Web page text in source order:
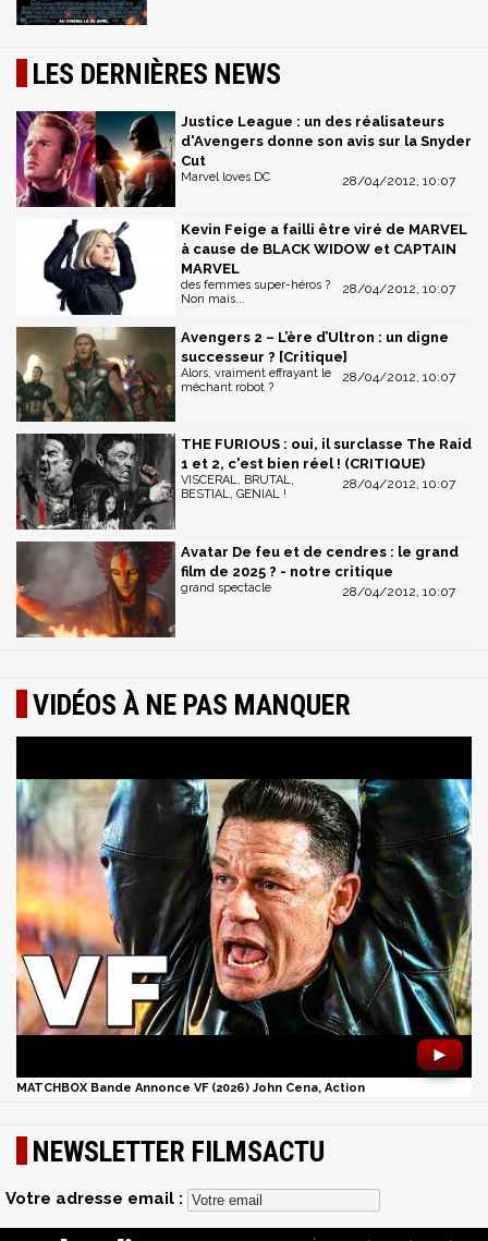
LES DERNIÈRES NEWS
Justice League : un des réalisateurs
d'Avengers donne son avis sur la Snyder
Cut
28/04/2012, 10:07
Marvel loves DC
Kevin Feige a failli être viré de MARVEL
à cause de BLACK WIDOW et CAPTAIN
MARVEL
28/04/2012, 10:07
des femmes super-héros ?
Non mais...
Avengers 2 – L’ère d’Ultron : un digne
successeur ? [Critique]
28/04/2012, 10:07
Alors, vraiment effrayant le
méchant robot ?
THE FURIOUS : oui, il surclasse The Raid
1 et 2, c'est bien réel ! (CRITIQUE)
28/04/2012, 10:07
VISCERAL, BRUTAL,
BESTIAL, GENIAL !
Avatar De feu et de cendres : le grand
film de 2025 ? - notre critique
28/04/2012, 10:07
grand spectacle
VIDÉOS À NE PAS MANQUER
►
MATCHBOX Bande Annonce VF (2026) John Cena, Action
NEWSLETTER FILMSACTU
Votre adresse email :